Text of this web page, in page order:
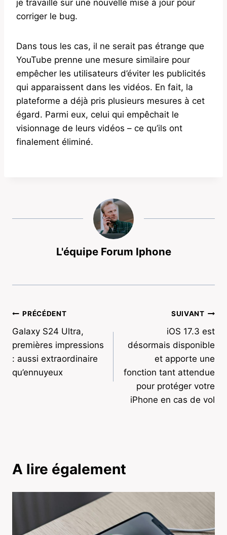
je travaille sur une nouvelle mise à jour pour
corriger le bug.
Dans tous les cas, il ne serait pas étrange que
YouTube prenne une mesure similaire pour
empêcher les utilisateurs d’éviter les publicités
qui apparaissent dans les vidéos. En fait, la
plateforme a déjà pris plusieurs mesures à cet
égard. Parmi eux, celui qui empêchait le
visionnage de leurs vidéos – ce qu’ils ont
finalement éliminé.
L'équipe Forum Iphone
Navigation
de
l’article
PRÉCÉDENT
Galaxy S24 Ultra,
premières impressions
: aussi extraordinaire
qu’ennuyeux
SUIVANT
iOS 17.3 est
désormais disponible
et apporte une
fonction tant attendue
pour protéger votre
iPhone en cas de vol
A lire également